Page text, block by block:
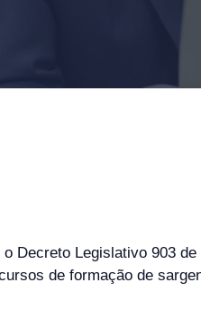
Decreto Legislativo 903
de formação de